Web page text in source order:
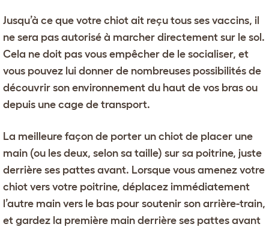
Jusqu’à ce que votre chiot ait reçu tous ses vaccins, il
ne sera pas autorisé à marcher directement sur le sol.
Cela ne doit pas vous empêcher de le socialiser, et
vous pouvez lui donner de nombreuses possibilités de
découvrir son environnement du haut de vos bras ou
depuis une cage de transport.
La meilleure façon de porter un chiot de placer une
main (ou les deux, selon sa taille) sur sa poitrine, juste
derrière ses pattes avant. Lorsque vous amenez votre
chiot vers votre poitrine, déplacez immédiatement
l’autre main vers le bas pour soutenir son arrière-train,
et gardez la première main derrière ses pattes avant